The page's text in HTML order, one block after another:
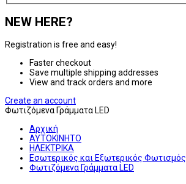
NEW HERE?
Registration is free and easy!
Faster checkout
Save multiple shipping addresses
View and track orders and more
Create an account
Φωτιζόμενα Γράμματα LED
Αρχική
ΑΥΤΟΚΙΝΗΤΟ
ΗΛΕΚΤΡΙΚΑ
Εσωτερικός και Εξωτερικός Φωτισμός
Φωτιζόμενα Γράμματα LED